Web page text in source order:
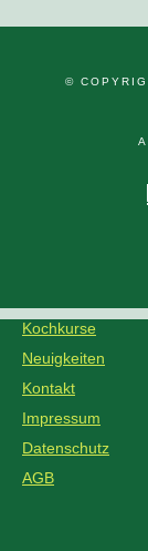
©
Kochkurse
Neuigkeiten
Kontakt
Impressum
Datenschutz
AGB